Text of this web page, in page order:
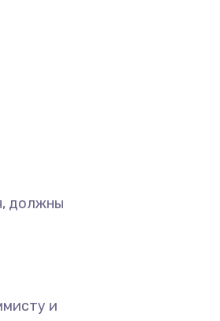
должны
и